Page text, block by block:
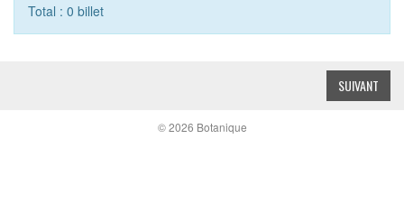
Total : 0 billet
SUIVANT
© 2026 Botanique